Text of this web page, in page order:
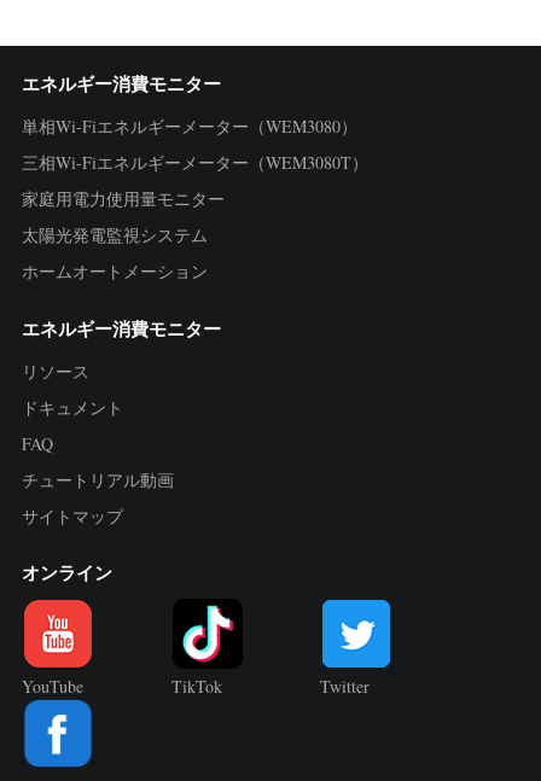
エネルギー消費モニター
単相Wi-Fiエネルギーメーター（WEM3080）
三相Wi-Fiエネルギーメーター（WEM3080T）
家庭用電力使用量モニター
太陽光発電監視システム
ホームオートメーション
エネルギー消費モニター
リソース
ドキュメント
FAQ
チュートリアル動画
サイトマップ
オンライン
YouTube TikTok Twitter